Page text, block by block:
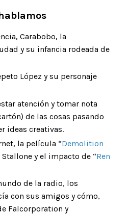
Carabobo, la
y su infancia rodeada de
López y su personaje
atención y tomar nota
de las cosas pasando
ideas creativas.
la película “Demolition
y el impacto de “Ren
de la radio, los
con sus amigos y cómo,
Falcorporation y